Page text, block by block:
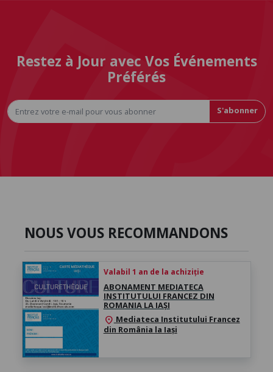
Restez à Jour avec Vos Événements
Préférés
S'abonner
NOUS VOUS RECOMMANDONS
Valabil 1 an de la achiziție
ABONAMENT MEDIATECA
INSTITUTULUI FRANCEZ DIN
ROMANIA LA IAȘI
location_on Mediateca Institutului Francez
din România la Iași